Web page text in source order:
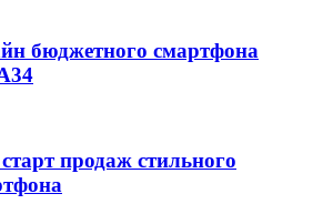
бюджетного смартфона
продаж стильного